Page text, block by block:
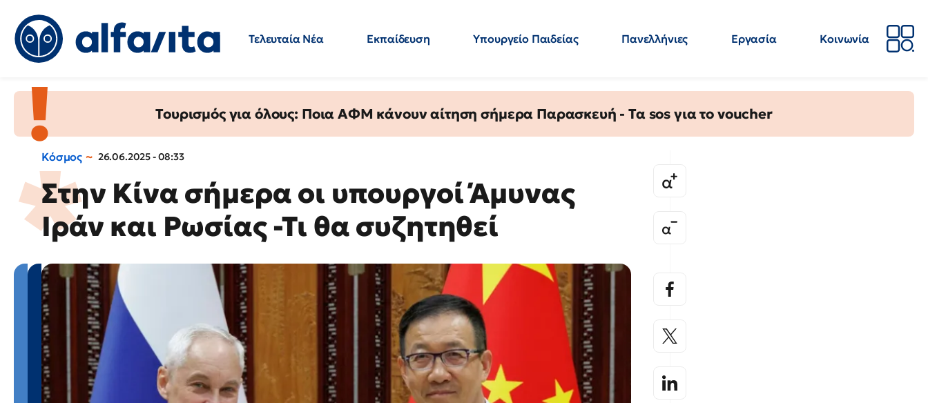
Τελευταία Νέα Εκπαίδευση Υπουργείο Παιδείας Πανελλήνιες Εργασία
Κοινωνία
Τουρισμός για όλους: Ποια ΑΦΜ κάνουν αίτηση σήμερα Παρασκευή - Τα sos για το voucher
Κόσμος 26.06.2025 - 08:33
Στην Κίνα σήμερα οι υπουργοί Άμυνας
Ιράν και Ρωσίας -Τι θα συζητηθεί